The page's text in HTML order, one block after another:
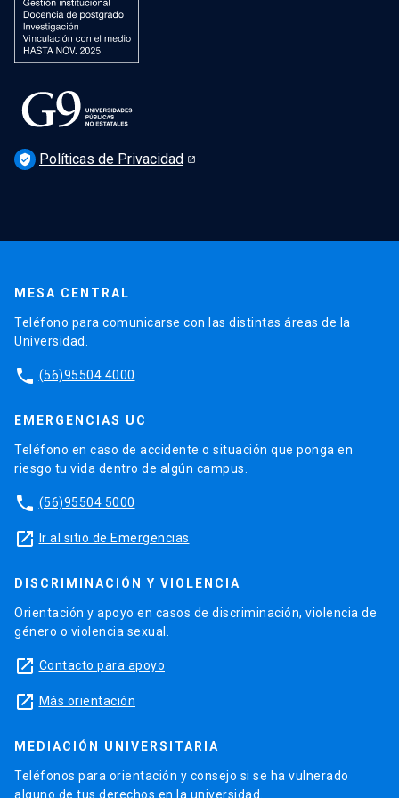
verified_user Políticas de Privacidad
MESA CENTRAL
Teléfono para comunicarse con las distintas áreas de la
Universidad.
phone (56)95504 4000
EMERGENCIAS UC
Teléfono en caso de accidente o situación que ponga en
riesgo tu vida dentro de algún campus.
phone (56)95504 5000
launch Ir al sitio de Emergencias
DISCRIMINACIÓN Y VIOLENCIA
Orientación y apoyo en casos de discriminación, violencia de
género o violencia sexual.
launch Contacto para apoyo
launch Más orientación
MEDIACIÓN UNIVERSITARIA
Teléfonos para orientación y consejo si se ha vulnerado
alguno de tus derechos en la universidad.